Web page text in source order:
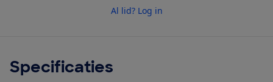
Al lid? Log in
Specificaties